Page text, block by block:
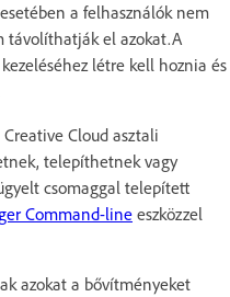
a felhasználók nem
távolíthatják el azokat.A
létre kell hoznia és
Cloud asztali
telepíthetnek vagy
csomaggal telepített
Command-line eszközzel
azokat a bővítményeket